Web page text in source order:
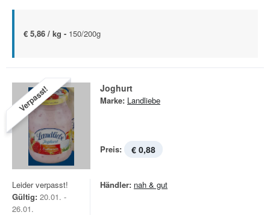
€ 5,86 / kg - 150/200g
Verpasst! Joghurt
Marke: Landliebe
Preis: € 0,88
Leider verpasst!
Gültig: 20.01. -
26.01.
Händler: nah & gut